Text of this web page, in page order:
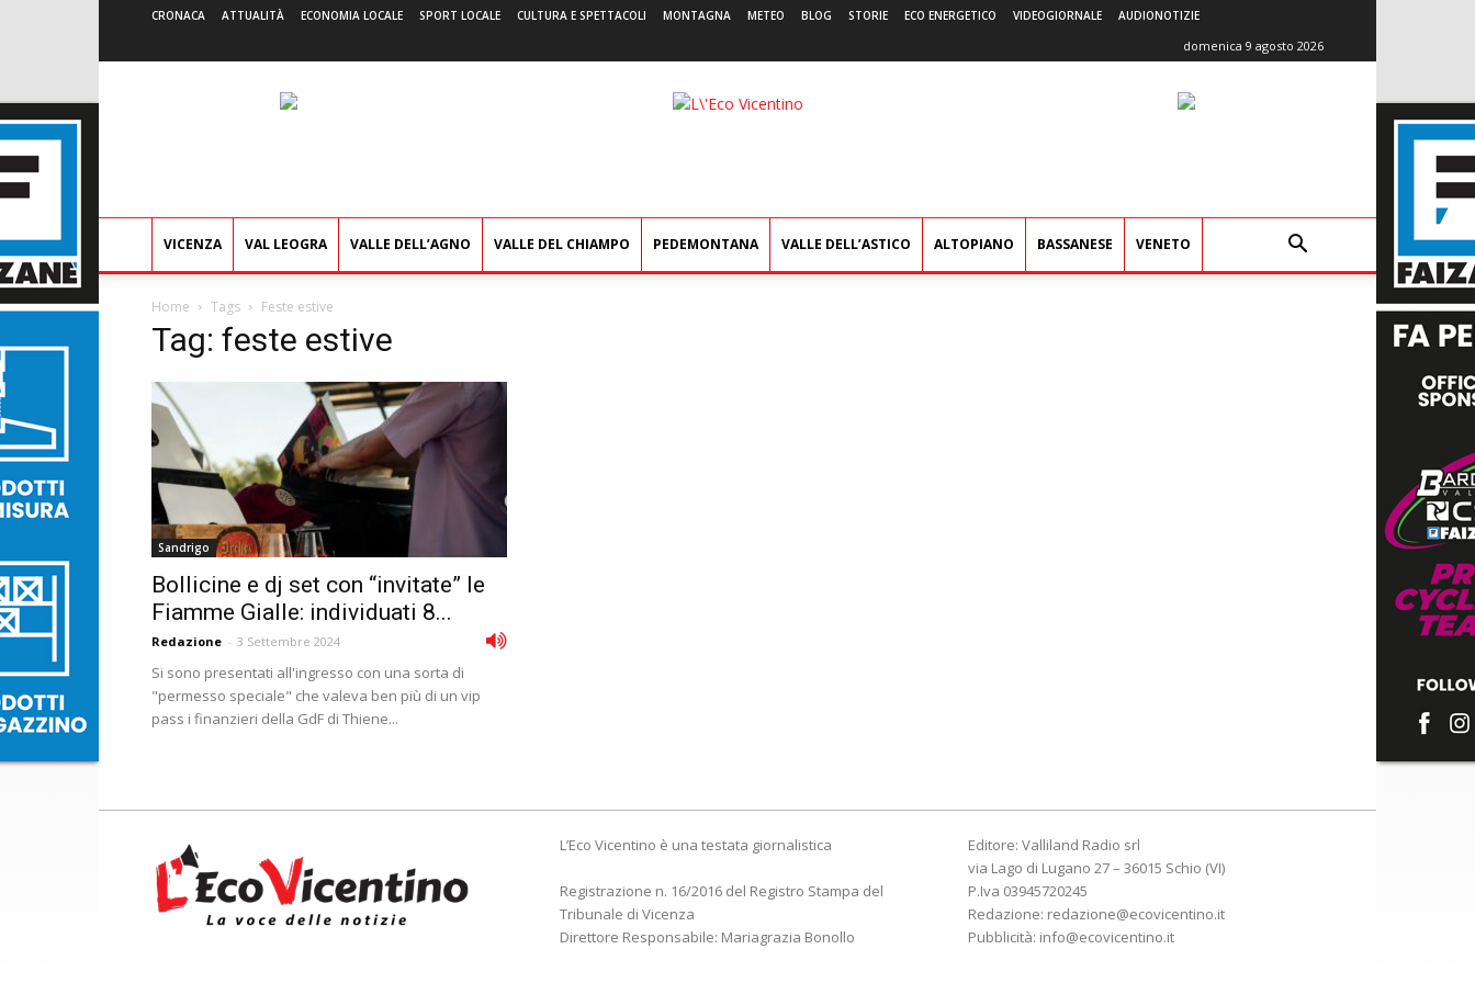
CRONACA ATTUALITÀ ECONOMIA LOCALE SPORT LOCALE CULTURA E SPETTACOLI MONTAGNA METEO BLOG STORIE ECO ENERGETICO VIDEOGIORNALE AUDIONOTIZIE
domenica 9 agosto 2026
L'Eco
VICENZA VAL LEOGRA VALLE DELL’AGNO VALLE DEL CHIAMPO PEDEMONTANA VALLE DELL’ASTICO ALTOPIANO BASSANESE VENETO
Home Tags Feste estive
Tag: feste estive
Sandrigo
Bollicine e dj set con “invitate” le
Fiamme Gialle: individuati 8...
Redazione - 3 Settembre 2024
Si sono presentati all'ingresso con una sorta di
"permesso speciale" che valeva ben più di un vip
pass i finanzieri della GdF di Thiene...
L’Eco Vicentino è una testata giornalistica
Registrazione n. 16/2016 del Registro Stampa del
Tribunale di Vicenza
Direttore Responsabile: Mariagrazia Bonollo
Editore: Valliland Radio srl
via Lago di Lugano 27 – 36015 Schio (VI)
P.Iva 03945720245
Redazione: redazione@ecovicentino.it
Pubblicità: info@ecovicentino.it